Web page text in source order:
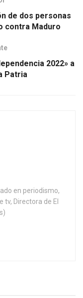
de dos personas
contra Maduro
2022» a
Patria
en periodismo,
tv, Directora de El